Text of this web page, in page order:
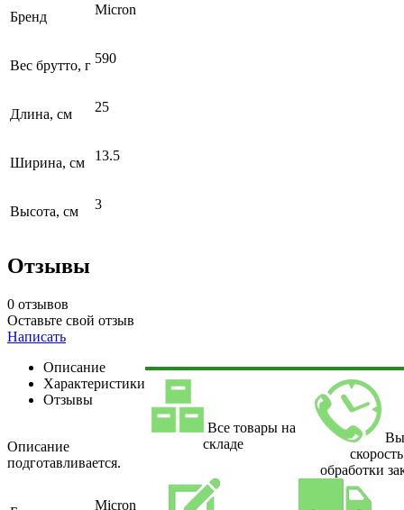
Бренд Micron
Вес брутто, г 590
Длина, см 25
Ширина, см 13.5
Высота, см 3
Отзывы
0 отзывов
Оставьте свой отзыв
Написать
Описание
Характеристики
Отзывы
Описание
подготавливается.
Micron
Все товары на
складе
скорость
обработки